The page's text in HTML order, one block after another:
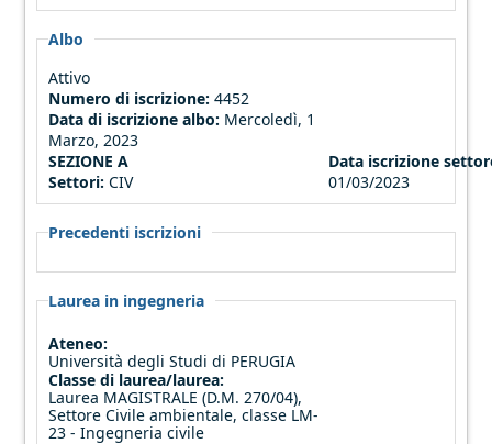
Albo
Attivo
Numero di iscrizione: 4452
Data di iscrizione albo: Mercoledì, 1
Marzo, 2023
SEZIONE A
Settori: CIV
Data iscrizione
01/03/2023
Precedenti iscrizioni
Laurea in ingegneria
Ateneo:
Università degli Studi di PERUGIA
Classe di laurea/laurea:
Laurea MAGISTRALE (D.M. 270/04),
Settore Civile ambientale, classe LM-
23 - Ingegneria civile